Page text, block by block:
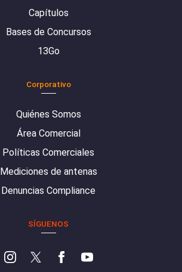
Capítulos
Bases de Concursos
13Go
Corporativo
Quiénes Somos
Área Comercial
Políticas Comerciales
Mediciones de antenas
Denuncias Compliance
SÍGUENOS